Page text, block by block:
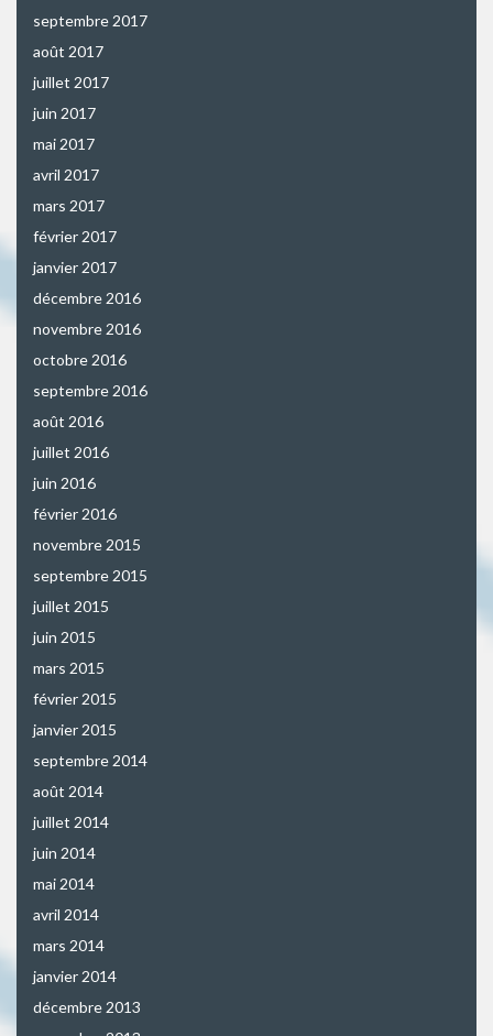
septembre 2017
août 2017
juillet 2017
juin 2017
mai 2017
avril 2017
mars 2017
février 2017
janvier 2017
décembre 2016
novembre 2016
octobre 2016
septembre 2016
août 2016
juillet 2016
juin 2016
février 2016
novembre 2015
septembre 2015
juillet 2015
juin 2015
mars 2015
février 2015
janvier 2015
septembre 2014
août 2014
juillet 2014
juin 2014
mai 2014
avril 2014
mars 2014
janvier 2014
décembre 2013